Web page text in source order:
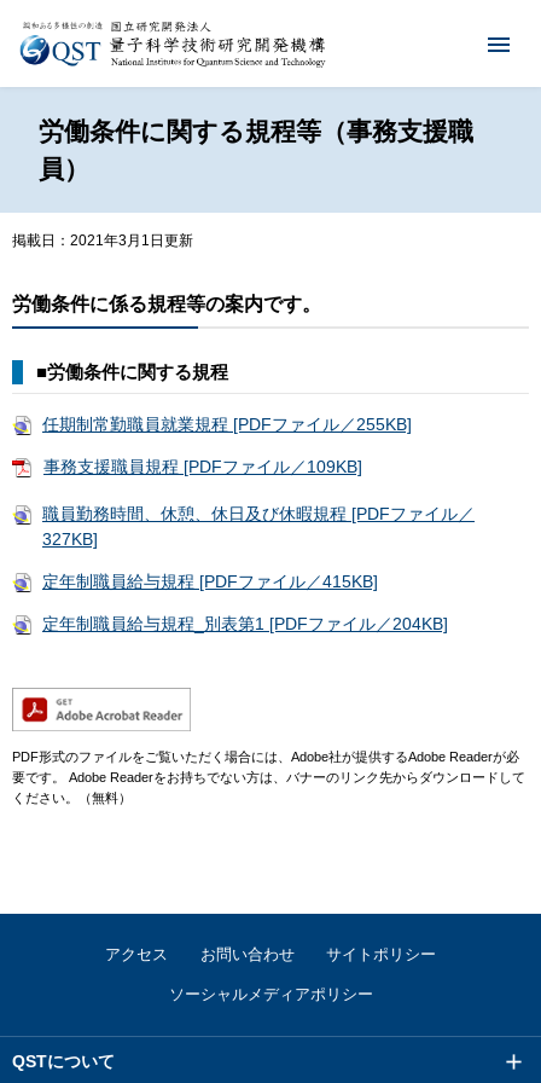
労働条件に関する規程等（事務支援職
員）
掲載日：2021年3月1日更新
労働条件に係る規程等の案内です。
■労働条件に関する規程
任期制常勤職員就業規程 [PDFファイル／255KB]
事務支援職員規程 [PDFファイル／109KB]
職員勤務時間、休憩、休日及び休暇規程 [PDFファイル／
327KB]
定年制職員給与規程 [PDFファイル／415KB]
定年制職員給与規程_別表第1 [PDFファイル／204KB]
PDF形式のファイルをご覧いただく場合には、Adobe社が提供するAdobe Readerが必
要です。
Adobe Readerをお持ちでない方は、バナーのリンク先からダウンロードして
ください。（無料）
アクセス お問い合わせ サイトポリシー
ソーシャルメディアポリシー
QSTについて